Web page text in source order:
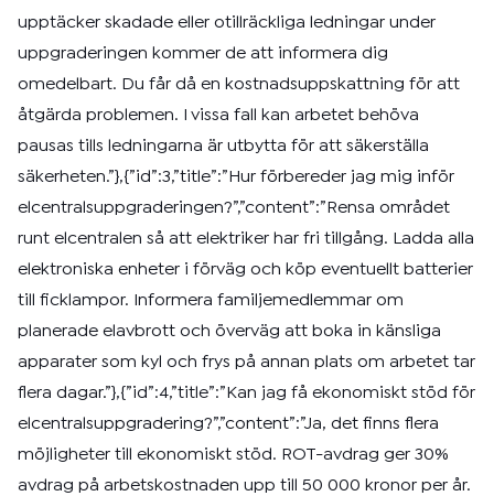
upptäcker skadade eller otillräckliga ledningar under
uppgraderingen kommer de att informera dig
omedelbart. Du får då en kostnadsuppskattning för att
åtgärda problemen. I vissa fall kan arbetet behöva
pausas tills ledningarna är utbytta för att säkerställa
säkerheten.”},{”id”:3,”title”:”Hur förbereder jag mig inför
elcentralsuppgraderingen?”,”content”:”Rensa området
runt elcentralen så att elektriker har fri tillgång. Ladda alla
elektroniska enheter i förväg och köp eventuellt batterier
till ficklampor. Informera familjemedlemmar om
planerade elavbrott och överväg att boka in känsliga
apparater som kyl och frys på annan plats om arbetet tar
flera dagar.”},{”id”:4,”title”:”Kan jag få ekonomiskt stöd för
elcentralsuppgradering?”,”content”:”Ja, det finns flera
möjligheter till ekonomiskt stöd. ROT-avdrag ger 30%
avdrag på arbetskostnaden upp till 50 000 kronor per år.